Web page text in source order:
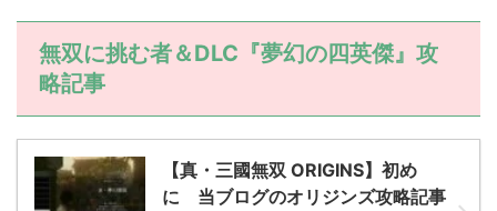
無双に挑む者＆DLC『夢幻の四英傑』攻
略記事
【真・三國無双 ORIGINS】初め
に 当ブログのオリジンズ攻略記事